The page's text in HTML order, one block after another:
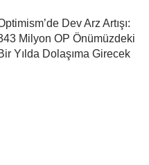
Dev Arz Artışı:
Milyon OP Önümüzdeki
Yılda Dolaşıma Girecek